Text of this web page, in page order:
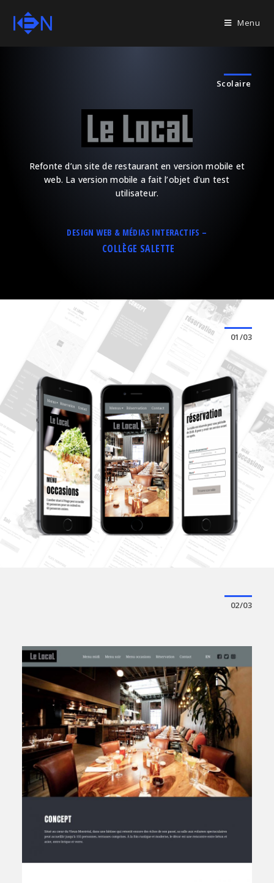
Menu
Scolaire
Refonte d’un site de restaurant en version mobile et
web. La version mobile a fait l’objet d’un test
utilisateur.
DESIGN WEB & MÉDIAS INTERACTIFS –
COLLÈGE SALETTE
01/03
02/03